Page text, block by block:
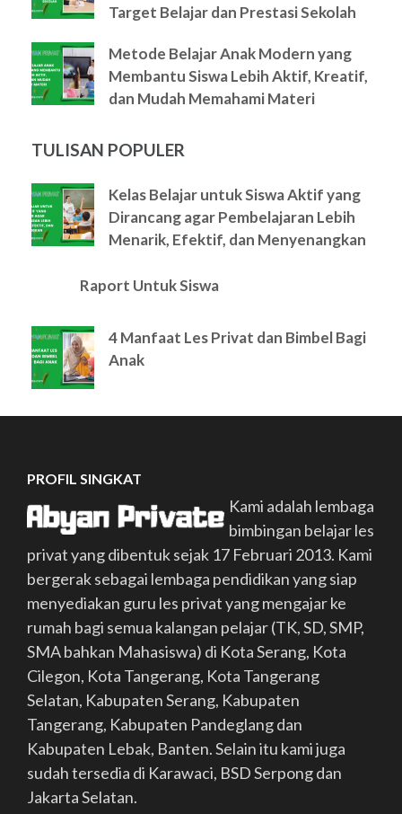
Target Belajar dan Prestasi Sekolah
Metode Belajar Anak Modern yang
Membantu Siswa Lebih Aktif, Kreatif,
dan Mudah Memahami Materi
TULISAN POPULER
Kelas Belajar untuk Siswa Aktif yang
Dirancang agar Pembelajaran Lebih
Menarik, Efektif, dan Menyenangkan
Raport Untuk Siswa
4 Manfaat Les Privat dan Bimbel Bagi
Anak
PROFIL SINGKAT
Kami adalah lembaga
bimbingan belajar les
privat yang dibentuk sejak 17 Februari 2013. Kami
bergerak sebagai lembaga pendidikan yang siap
menyediakan guru les privat yang mengajar ke
rumah bagi semua kalangan pelajar (TK, SD, SMP,
SMA bahkan Mahasiswa) di Kota Serang, Kota
Cilegon, Kota Tangerang, Kota Tangerang
Selatan, Kabupaten Serang, Kabupaten
Tangerang, Kabupaten Pandeglang dan
Kabupaten Lebak, Banten. Selain itu kami juga
sudah tersedia di Karawaci, BSD Serpong dan
Jakarta Selatan.